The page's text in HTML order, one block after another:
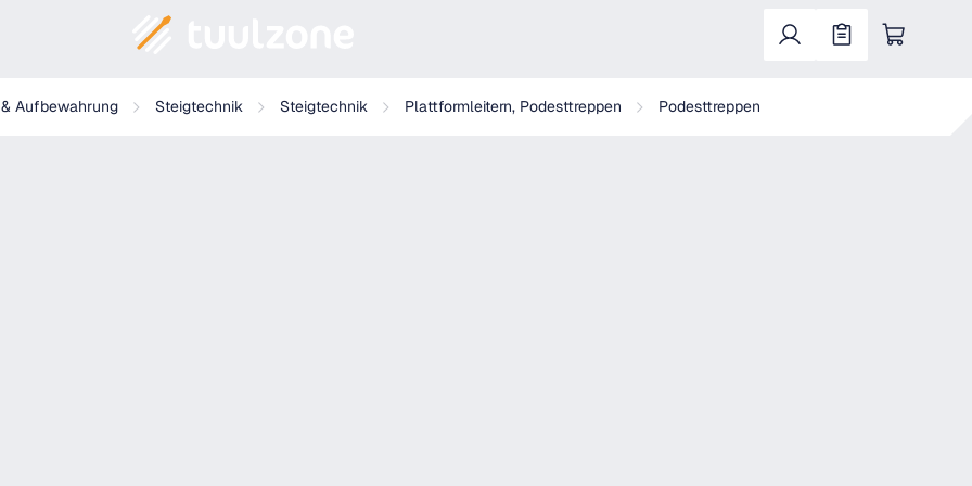
Warenkorb enthält 0 Positionen. Der
Aufbewahrung Steigtechnik Steigtechnik Plattformleitern, Podesttreppen Podesttreppen